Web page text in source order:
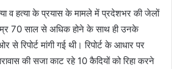
व हत्या के प्रयास के मामले में प्रदेशभर की जेलों
70 साल से अधिक होने के साथ ही उनके
रिपोर्ट मांगी गई थी। रिपोर्ट के आधार पर
की सजा काट रहे 10 कैदियों को रिहा करने